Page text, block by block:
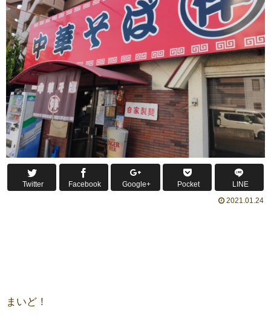
Twitter Facebook Google+ Pocket
LINE
2021.01.24
まいど！